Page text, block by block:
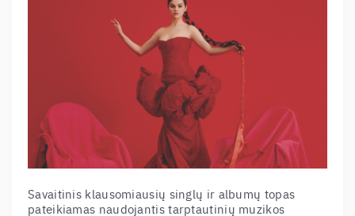
Savaitinis klausomiausių singlų ir albumų topas
pateikiamas naudojantis tarptautinių muzikos